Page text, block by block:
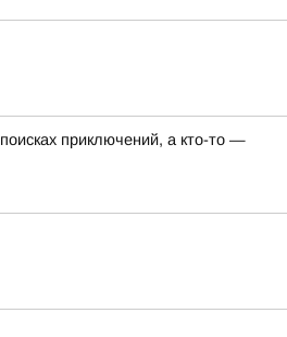
приключений, а кто-то —